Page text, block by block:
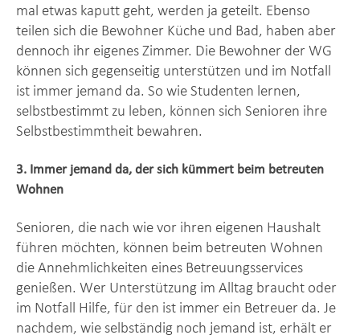
mal etwas kaputt geht, werden ja geteilt. Ebenso
teilen sich die Bewohner Küche und Bad, haben aber
dennoch ihr eigenes Zimmer. Die Bewohner der WG
können sich gegenseitig unterstützen und im Notfall
ist immer jemand da. So wie Studenten lernen,
selbstbestimmt zu leben, können sich Senioren ihre
Selbstbestimmtheit bewahren.
3. Immer jemand da, der sich kümmert beim betreuten
Wohnen
Senioren, die nach wie vor ihren eigenen Haushalt
führen möchten, können beim betreuten Wohnen
die Annehmlichkeiten eines Betreuungsservices
genießen. Wer Unterstützung im Alltag braucht oder
im Notfall Hilfe, für den ist immer ein Betreuer da. Je
nachdem, wie selbständig noch jemand ist, erhält er